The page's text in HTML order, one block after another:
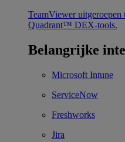
TeamViewer
Quadrant™ DEX-tools.
Belangrijke
Microsoft Intune
ServiceNow
Freshworks
Jira